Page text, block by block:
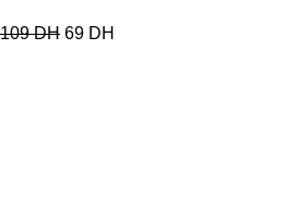
109DH 69 DH